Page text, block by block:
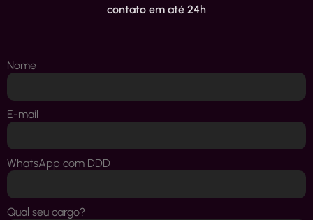
contato em até 24h
Nome
E-mail
WhatsApp com DDD
Qual seu cargo?